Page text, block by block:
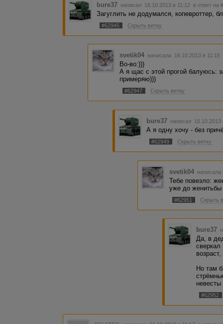
bure37 написал 16.10.2013 в 11:12 в ответ на
Загуглить не додумался, копевроттер,
#62945 Скрыть ветку
svetik04 написала 16.10.2013 в 11:15
Во-во:)))
А я щас с этой прогой балуюсь:
примеряю)))
#62947 Скрыть ветку
bure37 написал
А я одну хочу - без
#62949 Скрыть ветку
svetik04
Тебе повезло:
уже до женитьбы
#62951 Скрыть
bure37
Да, в
Но там
#62952